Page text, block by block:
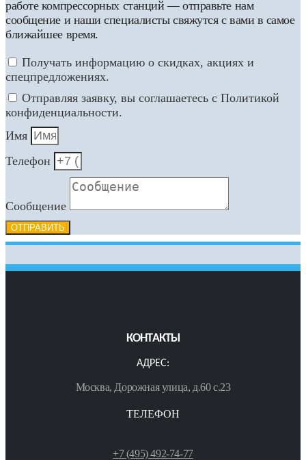
работе компрессорных станций — отправьте нам
сообщение и наши специалисты свяжутся с вами в самое
ближайшее время.
Получать информацию о скидках, акциях и
спецпредложениях.
Отправляя заявку, вы соглашаетесь с Политикой
конфиденциальности.
Имя
Телефон
Сообщение
ОТПРАВИТЬ
КОНТАКТЫ
АДРЕС:
Москва, Дорожная улица, д.60 с.23
ТЕЛЕФОН
+7 (495) 492-74-77